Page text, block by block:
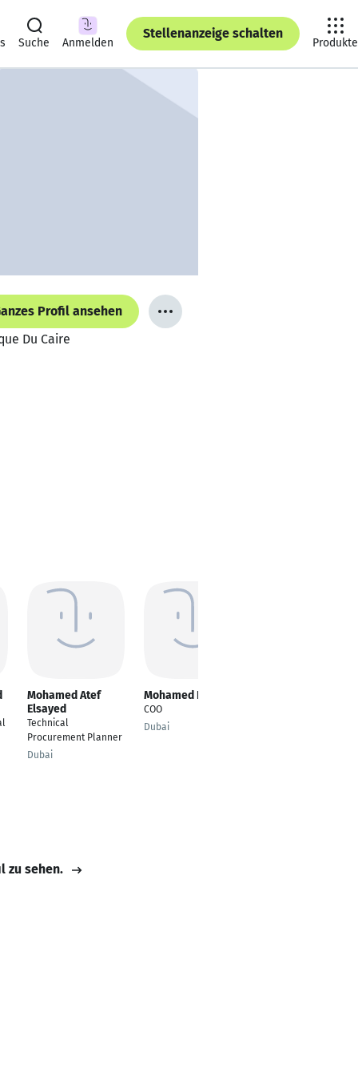
Suche Anmelden
Stellenanzeige schalten
Produkte
Profil ansehen
Du Caire
Mohamed Atef
Elsayed
Technical
Procurement Planner
Dubai
Mohamed ELsayed
COO
Dubai
zu sehen.